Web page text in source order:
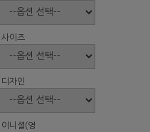
사이즈
디자인
이니셜(영